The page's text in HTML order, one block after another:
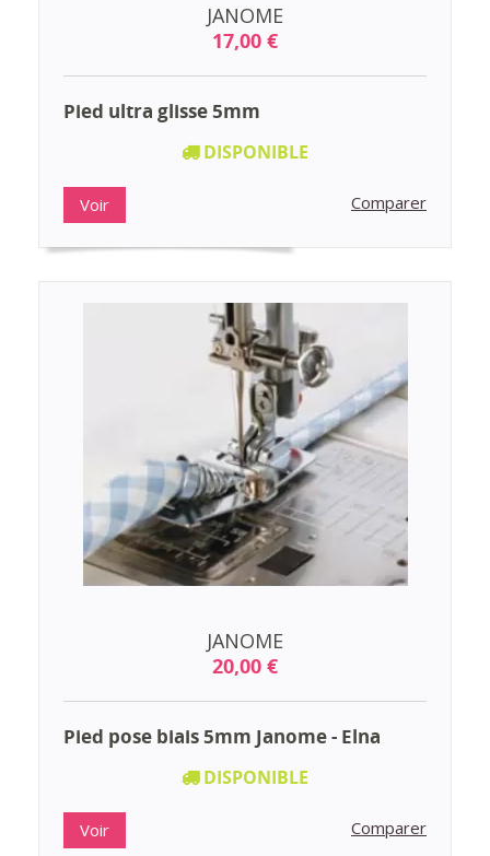
JANOME
17,00 €
Pied ultra glisse 5mm
DISPONIBLE
Voir Comparer
JANOME
20,00 €
Pied pose biais 5mm Janome - Elna
DISPONIBLE
Voir Comparer